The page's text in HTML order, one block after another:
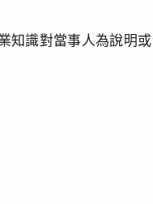
知識對當事人為說明